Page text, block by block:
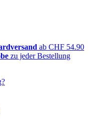
ab CHF 54.90
zu jeder Bestellung